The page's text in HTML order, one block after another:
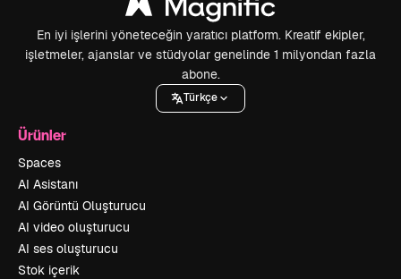
En iyi işlerini yöneteceğin yaratıcı platform. Kreatif ekipler,
işletmeler, ajanslar ve stüdyolar genelinde 1 milyondan fazla
abone.
Türkçe
Ürünler
Spaces
AI Asistanı
AI Görüntü Oluşturucu
AI video oluşturucu
AI ses oluşturucu
Stok içerik